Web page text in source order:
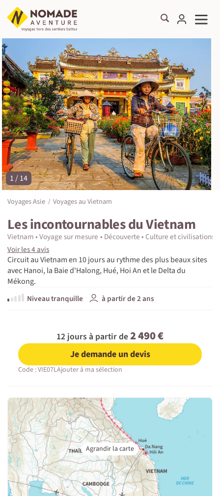
©
1 / 14
Voyages Asie Voyages au Vietnam
Les incontournables du Vietnam
Vietnam Voyage sur mesure Découverte Culture et civilisations
Voir les 4 avis
Circuit au Vietnam en 10 jours au rythme des plus beaux sites
avec Hanoi, la Baie d'Halong, Hué, Hoi An et le Delta du
Mékong.
Niveau tranquille
à partir de 2 ans
12 jours à partir de2 490 €
Je demande un devis
Code : VIE07LAjouter à ma sélection